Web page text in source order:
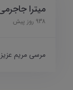
میترا
938 روز پیش
مرسی مریم